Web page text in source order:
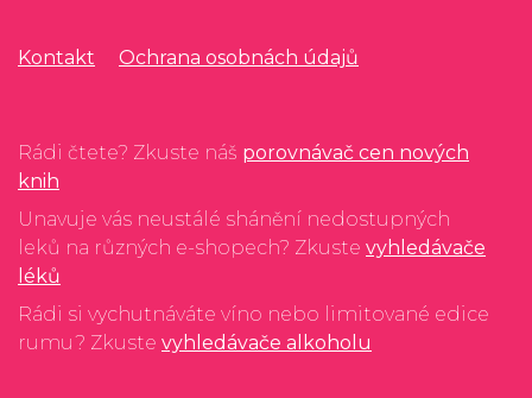
Kontakt Ochrana osobnách údajů
Rádi čtete? Zkuste náš porovnávač cen nových
knih
Unavuje vás neustálé shánění nedostupných
leků na různých e-shopech? Zkuste vyhledávače
léků
Rádi si vychutnáváte víno nebo limitované edice
rumu? Zkuste vyhledávače alkoholu